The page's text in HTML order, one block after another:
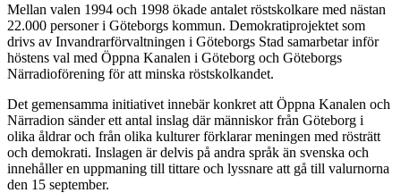
Mellan valen 1994 och 1998 ökade antalet röstskolkare med nästan
22.000 personer i Göteborgs kommun. Demokratiprojektet som
drivs av Invandrarförvaltningen i Göteborgs Stad samarbetar inför
höstens val med Öppna Kanalen i Göteborg och Göteborgs
Närradioförening för att minska röstskolkandet.
Det gemensamma initiativet innebär konkret att Öppna Kanalen och
Närradion sänder ett antal inslag där människor från Göteborg i
olika åldrar och från olika kulturer förklarar meningen med rösträtt
och demokrati. Inslagen är delvis på andra språk än svenska och
innehåller en uppmaning till tittare och lyssnare att gå till valurnorna
den 15 september.